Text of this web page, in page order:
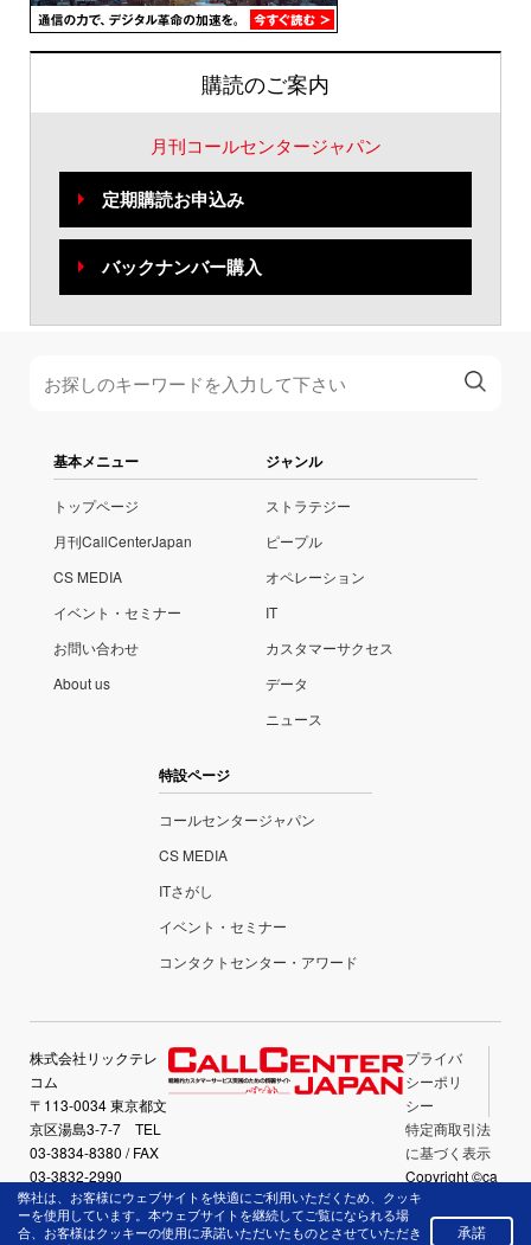
購読のご案内
月刊コールセンタージャパン
定期購読お申込み
バックナンバー購入
基本メニュー
トップページ
月刊CallCenterJapan
CS MEDIA
イベント・セミナー
お問い合わせ
About us
ジャンル
ストラテジー
ピープル
オペレーション
IT
カスタマーサクセス
データ
ニュース
特設ページ
コールセンタージャパン
CS MEDIA
ITさがし
イベント・セミナー
コンタクトセンター・アワード
株式会社リックテレ
コム
〒113-0034 東京都文
京区湯島3-7-7 TEL
03-3834-8380 / FAX
03-3832-2990
プライバ
シーポリ
シー
特定商取引法
に基づく表示
Copyright ©ca
llcenter-japan.
com All Right
弊社は、お客様にウェブサイトを快適にご利用いただくため、クッキ
ーを使用しています。本ウェブサイトを継続してご覧になられる場
合、お客様はクッキーの使用に承諾いただいたものとさせていただき
承諾